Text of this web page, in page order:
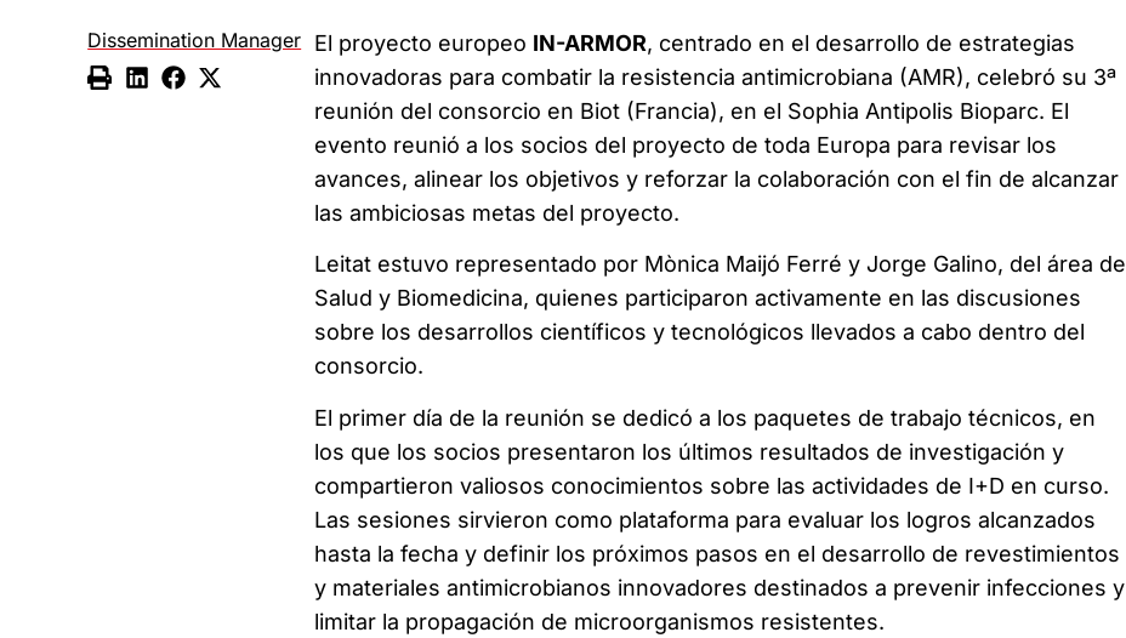
Dissemination Manager El proyecto europeo IN-ARMOR, centrado en el desarrollo de estrategias
innovadoras para combatir la resistencia antimicrobiana (AMR), celebró su 3ª
reunión del consorcio en Biot (Francia), en el Sophia Antipolis Bioparc. El
evento reunió a los socios del proyecto de toda Europa para revisar los
avances, alinear los objetivos y reforzar la colaboración con el fin de alcanzar
las ambiciosas metas del proyecto.
Leitat estuvo representado por Mònica Maijó Ferré y Jorge Galino, del área de
Salud y Biomedicina, quienes participaron activamente en las discusiones
sobre los desarrollos científicos y tecnológicos llevados a cabo dentro del
consorcio.
El primer día de la reunión se dedicó a los paquetes de trabajo técnicos, en
los que los socios presentaron los últimos resultados de investigación y
compartieron valiosos conocimientos sobre las actividades de I+D en curso.
Las sesiones sirvieron como plataforma para evaluar los logros alcanzados
hasta la fecha y definir los próximos pasos en el desarrollo de revestimientos
y materiales antimicrobianos innovadores destinados a prevenir infecciones y
limitar la propagación de microorganismos resistentes.